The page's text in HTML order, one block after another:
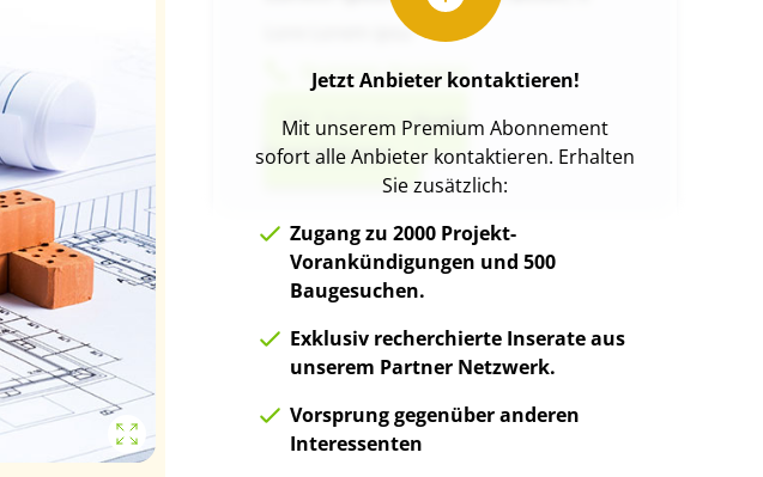
Lore Lorem ipsu
Nummer Anzeigen
Anbieter direkt
kontaktieren
Jetzt Anbieter kontaktieren!
Mit unserem Premium Abonnement
sofort alle Anbieter kontaktieren. Erhalten
Sie zusätzlich:
Zugang zu 2000 Projekt-
Vorankündigungen und 500
Baugesuchen.
Exklusiv recherchierte Inserate aus
unserem Partner Netzwerk.
Vorsprung gegenüber anderen
Interessenten